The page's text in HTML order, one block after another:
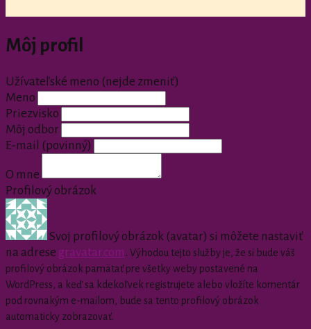
Môj profil
Užívateľské meno (nejde zmeniť)
Meno
Priezvisko
Môj odbor
E-mail
(povinný)
O mne
Profilový obrázok
Svoj profilový obrázok (avatar) si môžete nastaviť
na adrese gravatar.com . Výhodou tejto služby je, že si bude váš
profilový obrázok pamätať pre všetky weby postavené na
WordPress, a keď sa kdekoľvek registrujete alebo vložíte komentár
pod rovnakým e-mailom, bude sa tento profilový obrázok
automaticky zobrazovať.